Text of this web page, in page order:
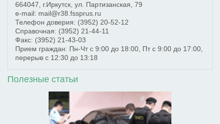
664047
г.Иркутск ул. Партизанская, 79
e-mail: mail@r38.fssprus.ru
Телефон доверия: (3952) 20-52-12
Справочная: (3952) 21-44-11
Факс: (3952) 21-43-03
Прием граждан: Пн-Чт с 9:00 до 18:00, Пт с 9:00 до 17:00,
перерыв с 12:30 до 13:18
Полезные статьи